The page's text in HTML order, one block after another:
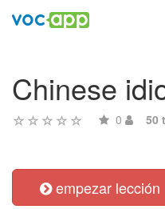
Chinese
0 50
empezar lección